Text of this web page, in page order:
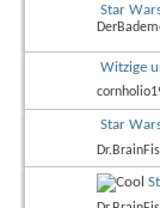
Star
Witzige
Star